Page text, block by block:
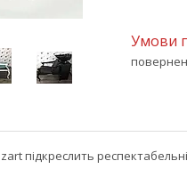
підкреслить